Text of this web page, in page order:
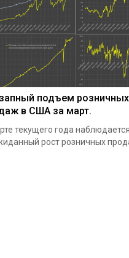
подъем розничных
в США за март.
текущего года наблюдается
рост розничных